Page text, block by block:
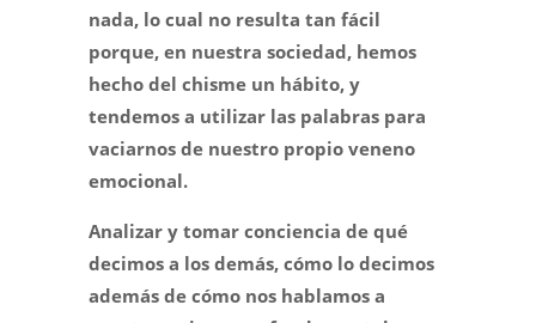
nada, lo cual no resulta tan fácil
porque, en nuestra sociedad, hemos
hecho del chisme un hábito, y
tendemos a utilizar las palabras para
vaciarnos de nuestro propio veneno
emocional.
Analizar y tomar conciencia de qué
decimos a los demás, cómo lo decimos
además de cómo nos hablamos a